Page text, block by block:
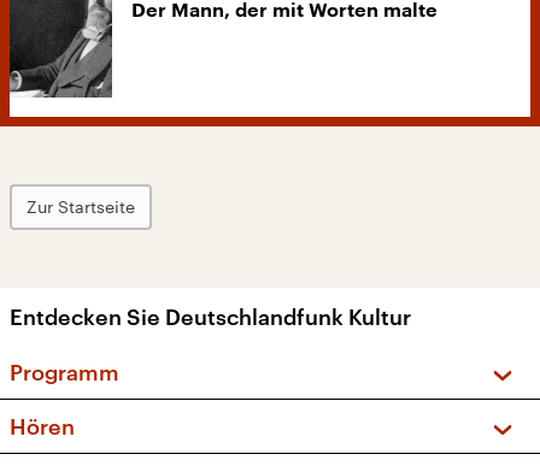
Der Mann, der mit Worten malte
Zur Startseite
Entdecken Sie Deutschlandfunk Kultur
Programm
Sendungen und Podcasts
Hören